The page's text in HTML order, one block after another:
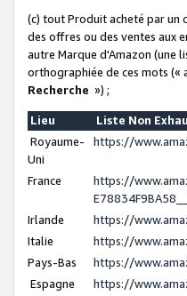
(c) tout Produit acheté par un
des offres ou des ventes aux
autre Marque d'Amazon (une
orthographiée de ces mots («
Recherche ») ;
Lieu
Liste Non
Royaume-
Uni
https://
France
https://
Irlande
https://
Italie
https://
Pays-Bas
https://
Espagne
https://